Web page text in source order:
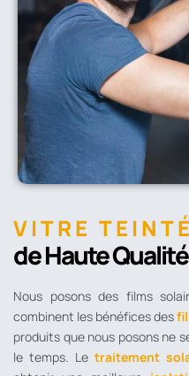
VITRE
de Haute Qualité
Nous posons des films
combinent les bénéfices des
produits que nous posons ne
le temps. Le traitement